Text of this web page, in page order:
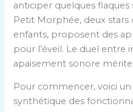
anticiper quelques
Petit Morphée, deux
enfants, proposent des
pour l’éveil. Le duel
apaisement sonore
Pour commencer, voici
synthétique des